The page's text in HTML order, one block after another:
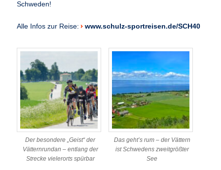
Schweden!
Alle Infos zur Reise: www.schulz-sportreisen.de/SCH40
Der besondere „Geist“ der
Vätternrundan – entlang der
Strecke vielerorts spürbar
Das geht’s rum – der Vättern
ist Schwedens zweitgrößter
See